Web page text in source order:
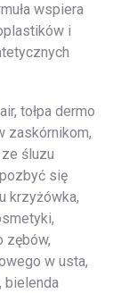
wspiera
i
tołpa dermo
zaskórnikom,
śluzu
się
krzyżówka,
zębów,
w usta,
bielenda